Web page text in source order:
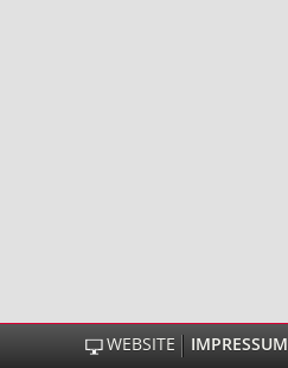
WEBSITE IMPRESSUM